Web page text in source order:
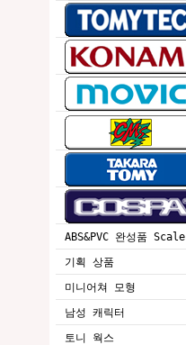
ABS&PVC 완성품 Scale
기획 상품
미니어쳐 모형
남성 캐릭터
토니 웍스